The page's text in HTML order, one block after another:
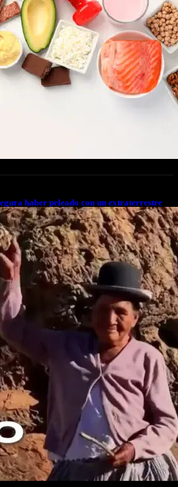
haber peleado con un extraterrestre